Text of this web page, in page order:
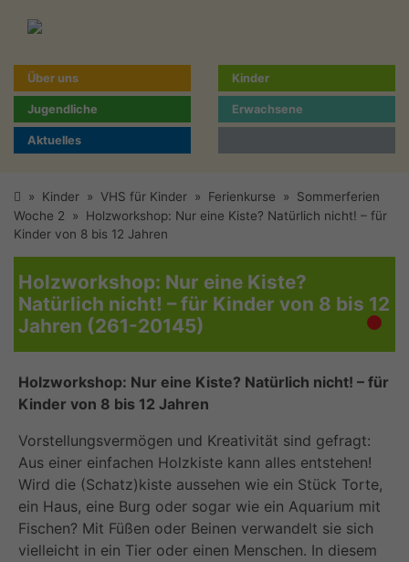
Über uns Kinder
Jugendliche Erwachsene
Aktuelles
» Kinder » VHS für Kinder » Ferienkurse » Sommerferien
Woche 2 » Holzworkshop: Nur eine Kiste? Natürlich nicht! – für
Kinder von 8 bis 12 Jahren
Holzworkshop: Nur eine Kiste?
Natürlich nicht! – für Kinder von 8 bis 12
Jahren (261-20145)
Holzworkshop: Nur eine Kiste? Natürlich nicht! – für
Kinder von 8 bis 12 Jahren
Vorstellungsvermögen und Kreativität sind gefragt:
Aus einer einfachen Holzkiste kann alles entstehen!
Wird die (Schatz)kiste aussehen wie ein Stück Torte,
ein Haus, eine Burg oder sogar wie ein Aquarium mit
Fischen? Mit Füßen oder Beinen verwandelt sie sich
vielleicht in ein Tier oder einen Menschen. In diesem